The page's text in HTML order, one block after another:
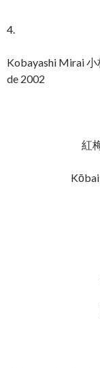
4.
Kobayashi Mirai 小
de 2002
紅